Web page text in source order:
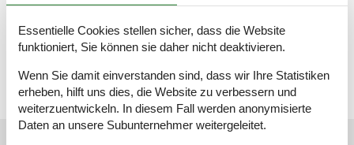
Restaurants. Zudem gibt es eine schöne Hafenpromenade mit
man die Hafenstadt Thyborøn mit zahlreichen Aktivitäten und
Attraktionen sowie einem herrlichen Badestrand.
Essentielle Cookies stellen sicher, dass die Website
funktioniert, Sie können sie daher nicht deaktivieren.
Wenn Sie damit einverstanden sind, dass wir Ihre Statistiken
erheben, hilft uns dies, die Website zu verbessern und
weiterzuentwickeln. In diesem Fall werden anonymisierte
Daten an unsere Subunternehmer weitergeleitet.